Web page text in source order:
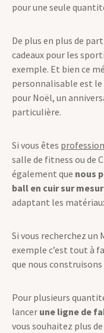
pour une seule
De plus en plus de
cadeaux pour les
exemple. Et bien ce
personnalisable est
pour Noël, un
particulière.
Si vous êtes
salle de fitness ou de
également que nous
ball en cuir sur
adaptant les
Si vous recherchez un
exemple c’est tout à
que nous
Pour plusieurs
lancer une ligne de
vous souhaitez plus